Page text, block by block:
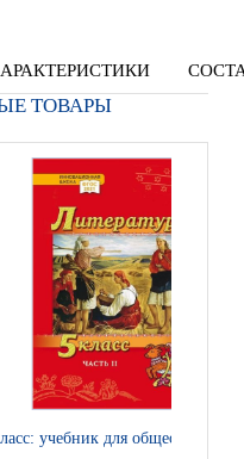
ТОВАРЫ
учебник для